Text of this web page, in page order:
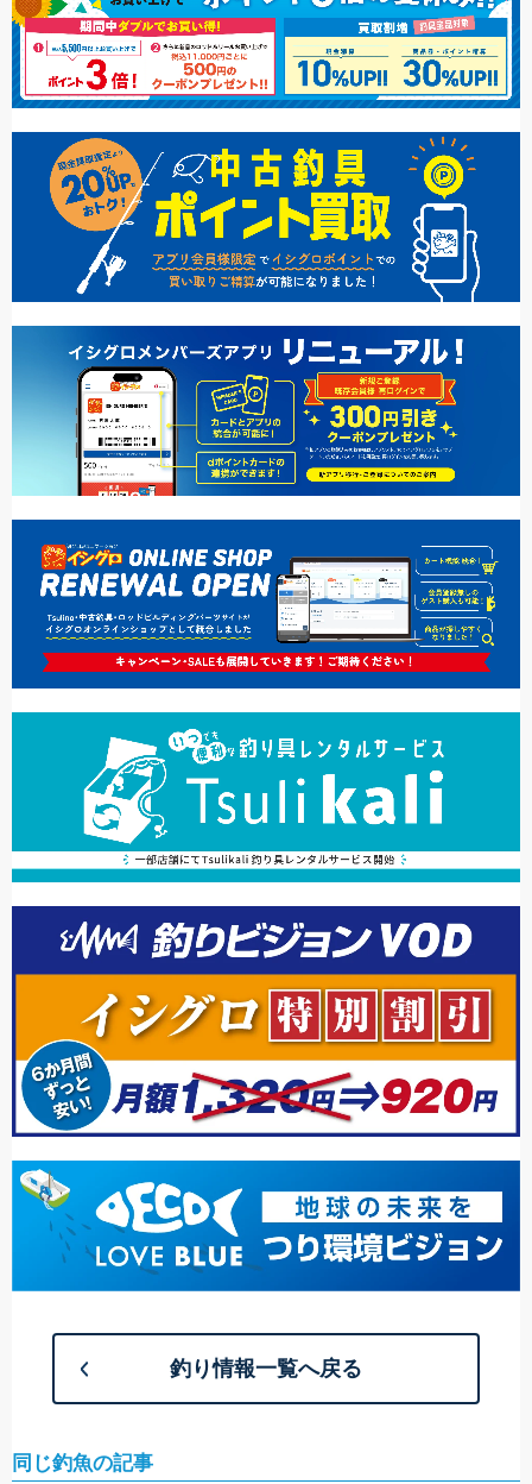
釣り情報一覧へ戻る
同じ釣魚の記事